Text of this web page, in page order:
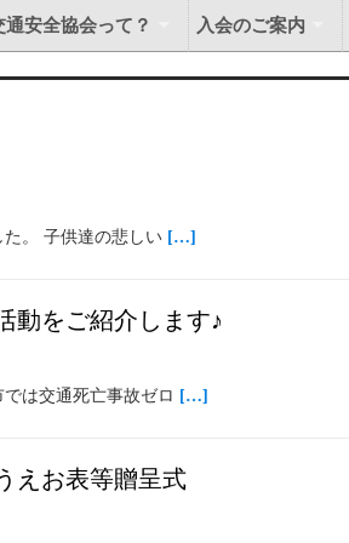
通安全協会って？ 入会のご案内
。 子供達の悲しい […]
動をご紹介します♪
は交通死亡事故ゼロ […]
えお表等贈呈式